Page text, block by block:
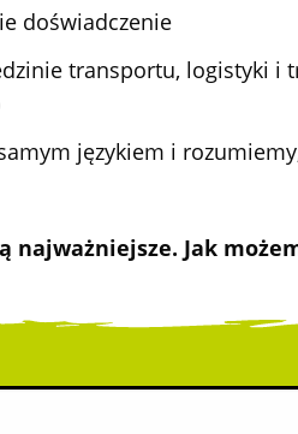
doświadczenie
transportu, logistyki i
językiem i
najważniejsze. Jak